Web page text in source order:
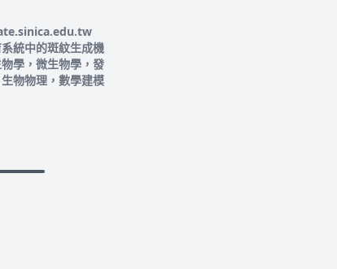
統中的斑紋生成機
學，微生物學，發
物物理，數學建模